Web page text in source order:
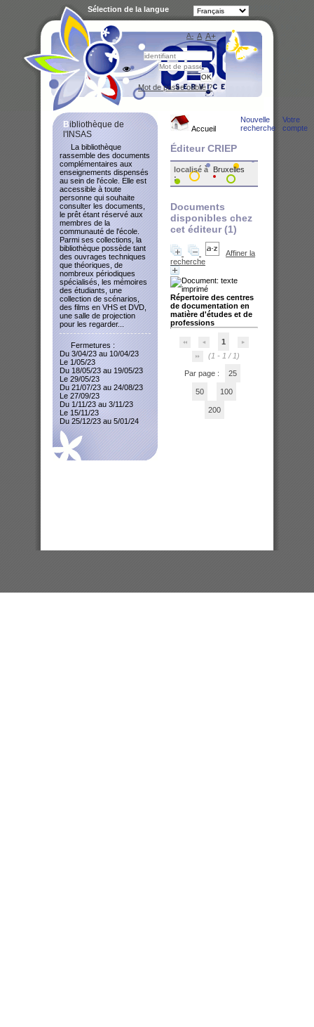
Accueil
Nouvelle
recherche
Votre
compte
Éditeur CRIEP
localisé à
:
Bruxelles
Documents
disponibles chez
cet éditeur (1)
Affiner la
recherche
Répertoire des centres
de documentation en
matière d'études et de
professions
1
(1 - 1 / 1)
Par page : 25
50 100
200
Bibliothèque de
l'INSAS
La bibliothèque
rassemble des documents
complémentaires aux
enseignements dispensés
au sein de l'école. Elle est
accessible à toute
personne qui souhaite
consulter les documents,
le prêt étant réservé aux
membres de la
communauté de l'école.
Parmi ses collections, la
bibliothèque possède tant
des ouvrages techniques
que théoriques, de
nombreux périodiques
spécialisés, les mémoires
des étudiants, une
collection de scénarios,
des films en VHS et DVD,
une salle de projection
pour les regarder...
Fermetures :
Du 3/04/23 au 10/04/23
Le 1/05/23
Du 18/05/23 au 19/05/23
Le 29/05/23
Du 21/07/23 au 24/08/23
Le 27/09/23
Du 1/11/23 au 3/11/23
Le 15/11/23
Du 25/12/23 au 5/01/24
A- A A+
Sélection de la langue
Mot de passe oublié ?